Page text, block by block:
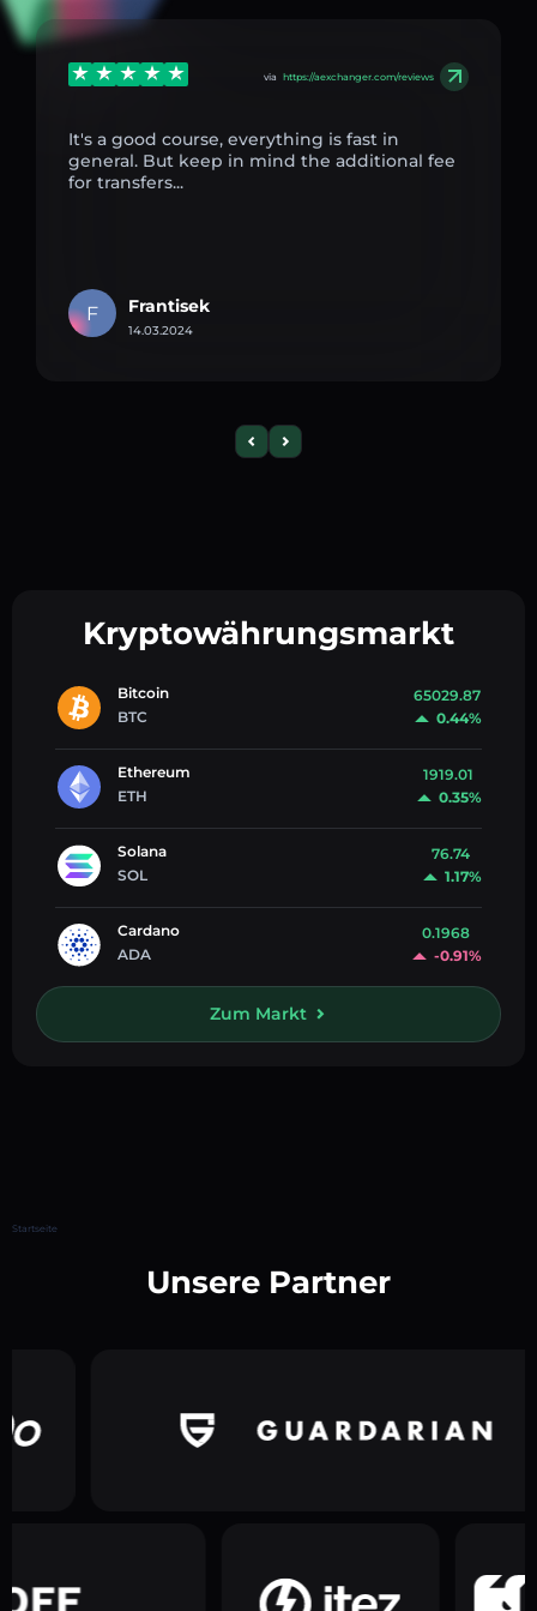
via https://aexchanger.com/reviews
It's a good course, everything is fast in
general. But keep in mind the additional fee
for transfers...
F Frantisek
14.03.2024
Kryptowährungsmarkt
Bitcoin
BTC
65029.87
0.44%
Ethereum
ETH
1919.01
0.35%
Solana
SOL
76.74
1.17%
Cardano
ADA
0.1968
-0.91%
Zum Markt
Startseite
Unsere Partner